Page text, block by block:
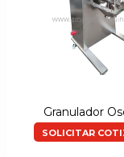
Granulador
SOLICITAR